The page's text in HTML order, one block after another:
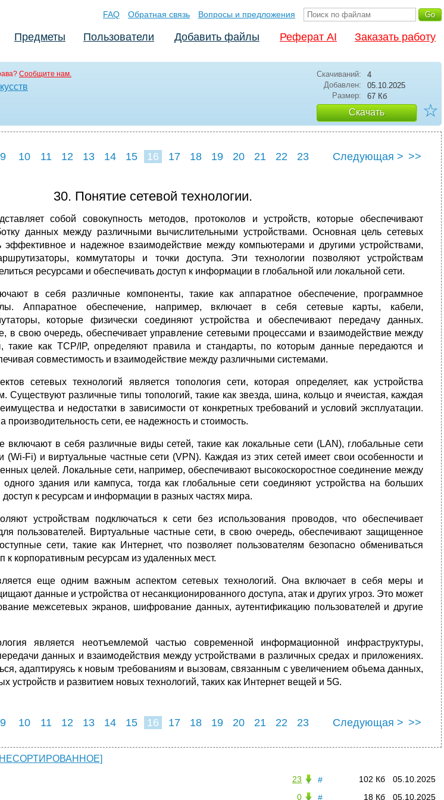
FAQ Обратная связь Вопросы и предложения
Предметы Пользователи Добавить файлы Реферат AI Заказать работу
Сообщите нам. Скачиваний:
4
Добавлен:
05.10.2025
Размер:
67 Кб
Скачать ☆
9 10 11 12 13 14 15 16 17 18 19 20 21 22
23
Следующая > >>
30. Понятие сетевой технологии.
собой совокупность методов, протоколов и устройств, которые обеспечивают
данных между различными вычислительными устройствами. Основная цель сетевых
эффективное и надежное взаимодействие между компьютерами и другими устройствами,
коммутаторы и точки доступа. Эти технологии позволяют устройствам
ресурсами и обеспечивать доступ к информации в глобальной или локальной сети.
в себя различные компоненты, такие как аппаратное обеспечение, программное
Аппаратное обеспечение, например, включает в себя сетевые карты, кабели,
которые физически соединяют устройства и обеспечивают передачу данных.
в свою очередь, обеспечивает управление сетевыми процессами и взаимодействие между
такие как TCP/IP, определяют правила и стандарты, по которым данные передаются и
совместимость и взаимодействие между различными системами.
сетевых технологий является топология сети, которая определяет, как устройства
Существуют различные типы топологий, такие как звезда, шина, кольцо и ячеистая, каждая
и недостатки в зависимости от конкретных требований и условий эксплуатации.
производительность сети, ее надежность и стоимость.
включают в себя различные виды сетей, такие как локальные сети (LAN), глобальные сети
(Wi-Fi) и виртуальные частные сети (VPN). Каждая из этих сетей имеет свои особенности и
целей. Локальные сети, например, обеспечивают высокоскоростное соединение между
здания или кампуса, тогда как глобальные сети соединяют устройства на больших
доступ к ресурсам и информации в разных частях мира.
устройствам подключаться к сети без использования проводов, что обеспечивает
пользователей. Виртуальные частные сети, в свою очередь, обеспечивают защищенное
сети, такие как Интернет, что позволяет пользователям безопасно обмениваться
к корпоративным ресурсам из удаленных мест.
еще одним важным аспектом сетевых технологий. Она включает в себя меры и
данные и устройства от несанкционированного доступа, атак и других угроз. Это может
межсетевых экранов, шифрование данных, аутентификацию пользователей и другие
является неотъемлемой частью современной информационной инфраструктуры,
данных и взаимодействия между устройствами в различных средах и приложениях.
адаптируясь к новым требованиям и вызовам, связанным с увеличением объема данных,
устройств и развитием новых технологий, таких как Интернет вещей и 5G.
9 10 11 12 13 14 15 16 17 18 19 20 21 22
23
Следующая > >>
# 05.10.2025
102 Кб
23
#
05.10.2025
18 Кб
0